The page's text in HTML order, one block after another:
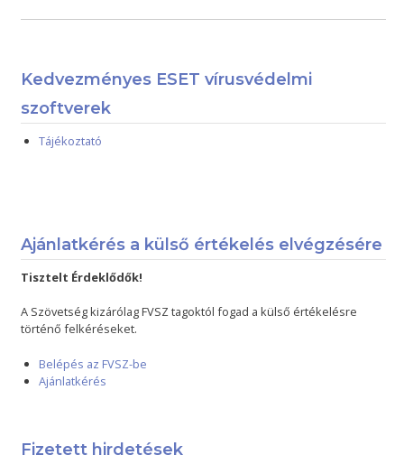
Kedvezményes ESET vírusvédelmi
szoftverek
Tájékoztató
Ajánlatkérés a külső értékelés elvégzésére
Tisztelt Érdeklődők!
A Szövetség kizárólag FVSZ tagoktól fogad a külső értékelésre
történő felkéréseket.
Belépés az FVSZ-be
Ajánlatkérés
Fizetett hirdetések